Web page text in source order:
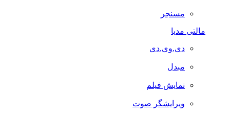
مسنجر
مالتی مدیا
دی.وی.دی
مبدل
نمایش فیلم
ویرایشگر صوت